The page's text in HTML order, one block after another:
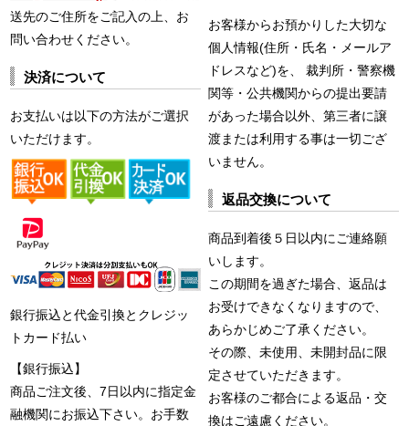
送先のご住所をご記入の上、お
問い合わせください。
決済について
お支払いは以下の方法がご選択
いただけます。
銀行振込と代金引換とクレジッ
トカード払い
【銀行振込】
商品ご注文後、7日以内に指定金
融機関にお振込下さい。お手数
お客様からお預かりした大切な
個人情報(住所・氏名・メールア
ドレスなど)を、 裁判所・警察機
関等・公共機関からの提出要請
があった場合以外、第三者に譲
渡または利用する事は一切ござ
いません。
返品交換について
商品到着後５日以内にご連絡願
いします。
この期間を過ぎた場合、返品は
お受けできなくなりますので、
あらかじめご了承ください。
その際、未使用、未開封品に限
定させていただきます。
お客様のご都合による返品・交
換はご遠慮ください。